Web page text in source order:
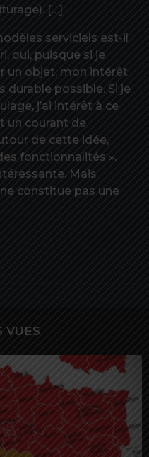
[…]
serviciels est-il
oui, puisque si je
un objet, mon intérêt
durable possible. Si je
j’ai intérêt à ce
un courant de
de cette idée,
fonctionnalités ».
Mais
constitue pas une
VUES